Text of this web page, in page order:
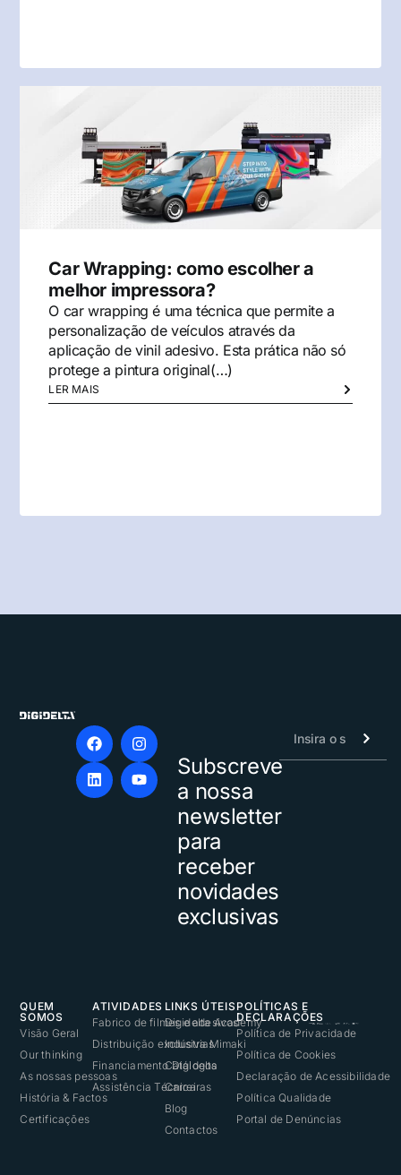
Car Wrapping: como escolher a
melhor impressora?
O car wrapping é uma técnica que permite a
personalização de veículos através da
aplicação de vinil adesivo. Esta prática não só
protege a pintura original(…)
LER MAIS
Subscreve
a nossa
newsletter
para
receber
novidades
exclusivas
Alternative:
QUEM
SOMOS
Visão Geral
Our thinking
As nossas pessoas
História & Factos
Certificações
ATIVIDADES
Fabrico de filmes e adesivos
Distribuição exclusiva Mimaki
Financiamento Digidelta
Assistência Técnica
LINKS ÚTEIS
Digidelta Academy
Indústrias
Catálogos
Carreiras
Blog
Contactos
POLÍTICAS E
DECLARAÇÕES
Política de Privacidade
Política de Cookies
Declaração de Acessibilidade
Política Qualidade
Portal de Denúncias